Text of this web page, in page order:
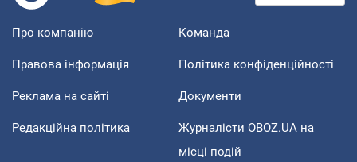
Про компанію Команда
Правова інформація Політика конфіденційності
Реклама на сайті Документи
Редакційна політика
Журналісти OBOZ.UA на
місці подій